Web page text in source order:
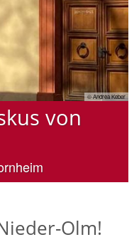
© Andrea Keber
von
Olm!